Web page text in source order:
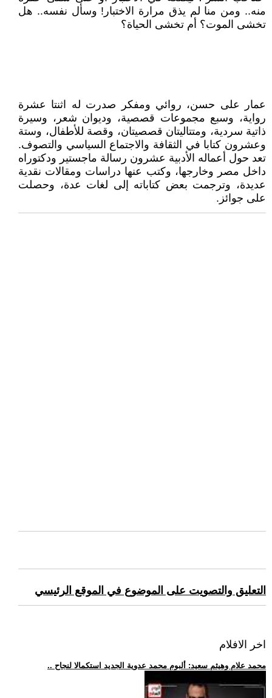
منه.. ومن منا لم يذق مرارة الاختبار! وسأل نفسه.. هل
تخشى الموت؟ أم تخشى الحياة؟
عمار على حسن، روائي ومفكر صدرت له اثنتا عشرة
رواية، وسبع مجموعات قصصية، وديوان شعر، وسيرة
ذاتية سردية، ومتتاليتان قصصيتان، وقصة للأطفال، وستة
وعشرون كتابا في الثقافة والاجتماع السياسي والتصوف.
تعد حول أعماله الأدبية عشرون رسالة ماجستير ودكتوراه
داخل مصر وخارجها، وكتب عنها دراسات ومقالات نقدية
عديدة، وترجمت بعض كتاباته إلى لغات عدة، وحصلت
على جوائز.
التعليق والتصويت على الموضوع في الموقع الرئيسي
اخر الافلام
.. محمد علام وهيثم سعيد: ألبوم محمد عدوية الجديد استكمالا لنجاح